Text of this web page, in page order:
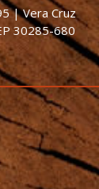
| Vera Cruz
30285-680